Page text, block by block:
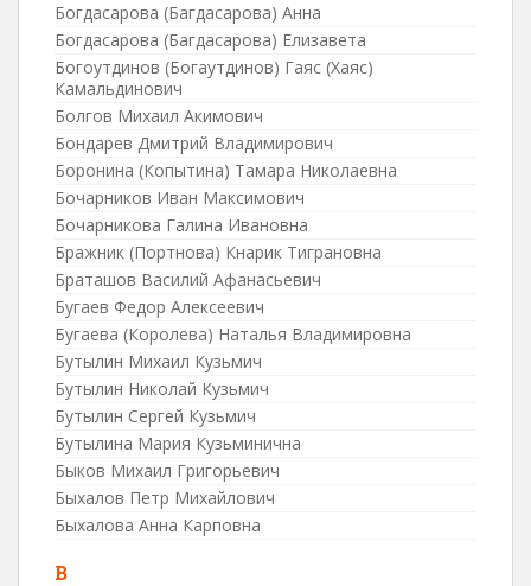
Богдасарова (Багдасарова) Анна
Богдасарова (Багдасарова) Елизавета
Богоутдинов (Богаутдинов) Гаяс (Хаяс)
Камальдинович
Болгов Михаил Акимович
Бондарев Дмитрий Владимирович
Боронина (Копытина) Тамара Николаевна
Бочарников Иван Максимович
Бочарникова Галина Ивановна
Бражник (Портнова) Кнарик Тиграновна
Браташов Василий Афанасьевич
Бугаев Федор Алексеевич
Бугаева (Королева) Наталья Владимировна
Бутылин Михаил Кузьмич
Бутылин Николай Кузьмич
Бутылин Сергей Кузьмич
Бутылина Мария Кузьминична
Быков Михаил Григорьевич
Быхалов Петр Михайлович
Быхалова Анна Карповна
В